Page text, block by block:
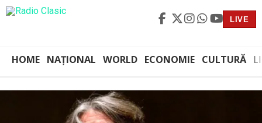
LIVE
HOME NAȚIONAL WORLD ECONOMIE CULTURĂ